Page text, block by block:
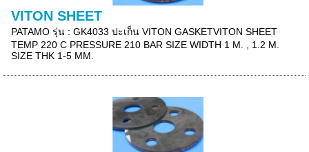
VITON SHEET
PATAMO รุ่น : GK4033 ปะเก็น VITON GASKETVITON SHEET
TEMP 220 C PRESSURE 210 BAR SIZE WIDTH 1 M. , 1.2 M.
SIZE THK 1-5 MM.